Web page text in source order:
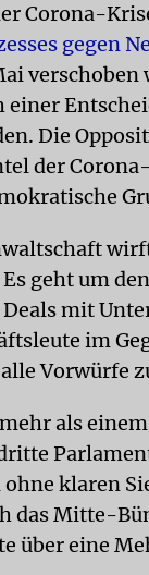
Corona-
gegen
verschoben
einer
Die
der
geht um
mit
im
Vorwürfe
als
klaren
das Mitte-
über eine